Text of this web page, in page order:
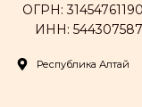
ОГРН:
ИНН:
Республика Алтай